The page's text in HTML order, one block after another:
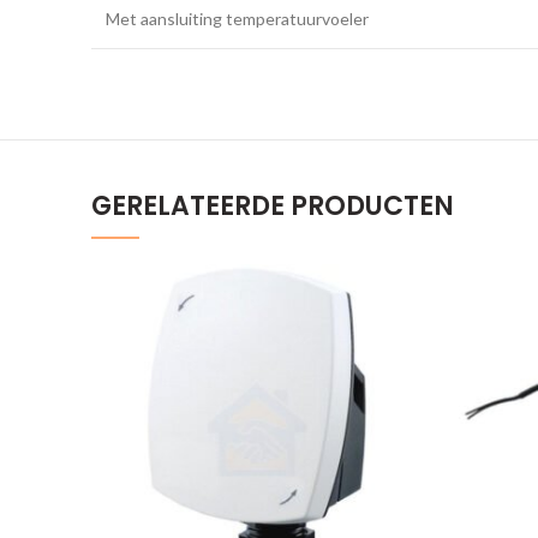
Met aansluiting temperatuurvoeler
GERELATEERDE PRODUCTEN